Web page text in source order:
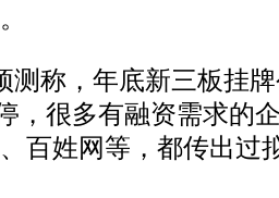
称，年底新三板挂牌
，很多有融资需求的
百姓网等，都传出过